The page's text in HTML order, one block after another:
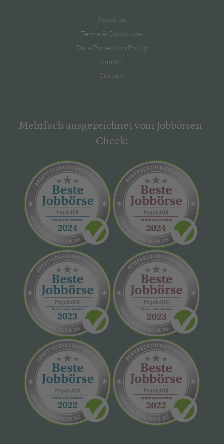
About us
Terms & Conditions
Data Protection Policy
Imprint
Contact
Mehrfach ausgezeichnet vom Jobbörsen-
Check: